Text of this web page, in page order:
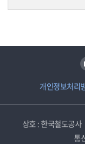
개인정보처리
상호 : 한국철도공사
통